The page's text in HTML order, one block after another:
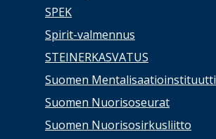
SPEK
Spirit-valmennus
STEINERKASVATUS
Suomen Mentalisaatioinstituutti
Suomen Nuorisoseurat
Suomen Nuorisosirkusliitto